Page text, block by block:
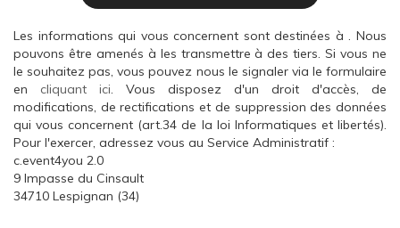
Les informations qui vous concernent sont destinées à . Nous
pouvons être amenés à les transmettre à des tiers. Si vous ne
le souhaitez pas, vous pouvez nous le signaler via le formulaire
en cliquant ici. Vous disposez d'un droit d'accès, de
modifications, de rectifications et de suppression des données
qui vous concernent (art.34 de la loi Informatiques et libertés).
Pour l'exercer, adressez vous au Service Administratif :
c.event4you 2.0
9 Impasse du Cinsault
34710 Lespignan (34)